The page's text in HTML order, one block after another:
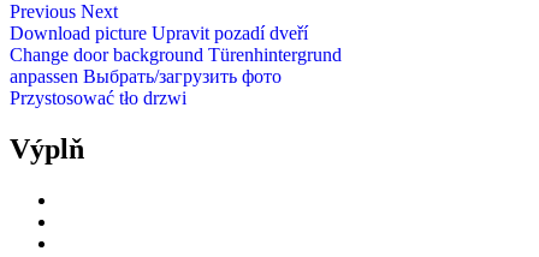
Previous Next
Download picture Upravit pozadí dveří
Change door background Türenhintergrund
anpassen Выбрать/загрузить фото
Przystosować tło drzwi
Výplň